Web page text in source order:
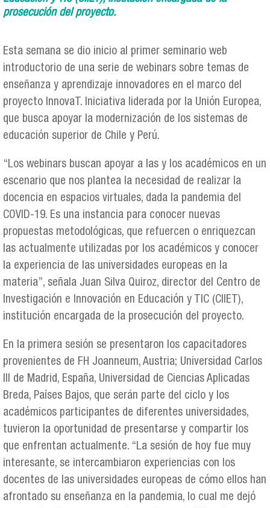
prosecución del proyecto.
Esta semana se dio inicio al primer seminario web
introductorio de una serie de webinars sobre temas de
enseñanza y aprendizaje innovadores en el marco del
proyecto InnovaT. Iniciativa liderada por la Unión Europea,
que busca apoyar la modernización de los sistemas de
educación superior de Chile y Perú.
“Los webinars buscan apoyar a las y los académicos en un
escenario que nos plantea la necesidad de realizar la
docencia en espacios virtuales, dada la pandemia del
COVID-19. Es una instancia para conocer nuevas
propuestas metodológicas, que refuercen o enriquezcan
las actualmente utilizadas por los académicos y conocer
la experiencia de las universidades europeas en la
materia”, señala Juan Silva Quiroz, director del Centro de
Investigación e Innovación en Educación y TIC (CIIET),
institución encargada de la prosecución del proyecto.
En la primera sesión se presentaron los capacitadores
provenientes de FH Joanneum, Austria; Universidad Carlos
III de Madrid, España, Universidad de Ciencias Aplicadas
Breda, Países Bajos, que serán parte del ciclo y los
académicos participantes de diferentes universidades,
tuvieron la oportunidad de presentarse y compartir los
que enfrentan actualmente. “La sesión de hoy fue muy
interesante, se intercambiaron experiencias con los
docentes de las universidades europeas de cómo ellos han
afrontado su enseñanza en la pandemia, lo cual me dejó